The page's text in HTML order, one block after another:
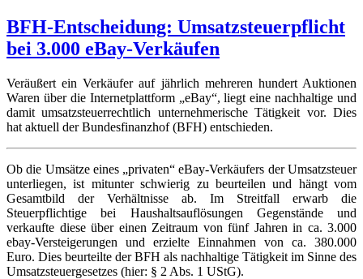
BFH-Entscheidung: Umsatzsteuerpflicht
bei 3.000 eBay-Verkäufen
Veräußert ein Verkäufer auf jährlich mehreren hundert Auktionen
Waren über die Internetplattform „eBay“, liegt eine nachhaltige und
damit umsatzsteuerrechtlich unternehmerische Tätigkeit vor. Dies
hat aktuell der Bundesfinanzhof (BFH) entschieden.
Ob die Umsätze eines „privaten“ eBay-Verkäufers der Umsatzsteuer
unterliegen, ist mitunter schwierig zu beurteilen und hängt vom
Gesamtbild der Verhältnisse ab. Im Streitfall erwarb die
Steuerpflichtige bei Haushaltsauflösungen Gegenstände und
verkaufte diese über einen Zeitraum von fünf Jahren in ca. 3.000
ebay-Versteigerungen und erzielte Einnahmen von ca. 380.000
Euro. Dies beurteilte der BFH als nachhaltige Tätigkeit im Sinne des
Umsatzsteuergesetzes (hier: § 2 Abs. 1 UStG).